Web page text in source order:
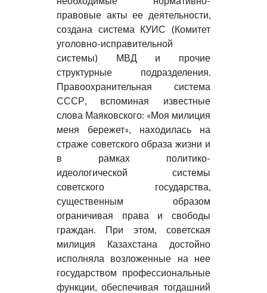
правовые акты ее деятельности,
создана система КУИС (Комитет
уголовно-исправительной
системы) МВД и прочие
структурные подразделения.
Правоохранительная система
СССР, вспоминая известные
слова Маяковского: «Моя милиция
меня бережет», находилась на
страже советского образа жизни и
в рамках политико-
идеологической системы
советского государства,
существенным образом
ограничивая права и свободы
граждан. При этом, советская
милиция Казахстана достойно
исполняла возложенные на нее
государством профессиональные
функции, обеспечивая тогдашний